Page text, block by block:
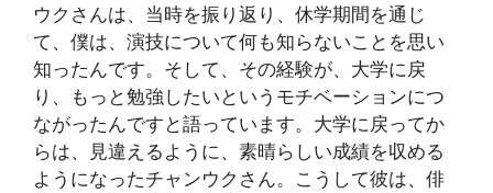
ウクさんは、当時を振り返り、休学期間を通じ
て、僕は、演技について何も知らないことを思い
知ったんです。そして、その経験が、大学に戻
り、もっと勉強したいというモチベーションにつ
ながったんですと語っています。大学に戻ってか
らは、見違えるように、素晴らしい成績を収める
ようになったチャンウクさん。こうして彼は、俳